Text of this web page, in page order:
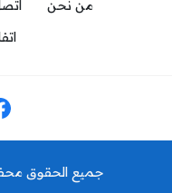
من نحن
جميع الحقوق